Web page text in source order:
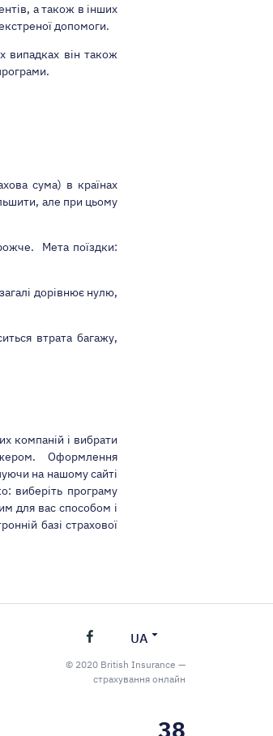
а також в інших
допомоги.
випадках він також
сума) в країнах
але при цьому
Мета поїздки:
дорівнює нулю,
втрата багажу,
компаній і вибрати
Оформлення
на нашому сайті
виберіть програму
для вас способом і
базі страхової
UA
© 2020 British Insurance —
страхування онлайн